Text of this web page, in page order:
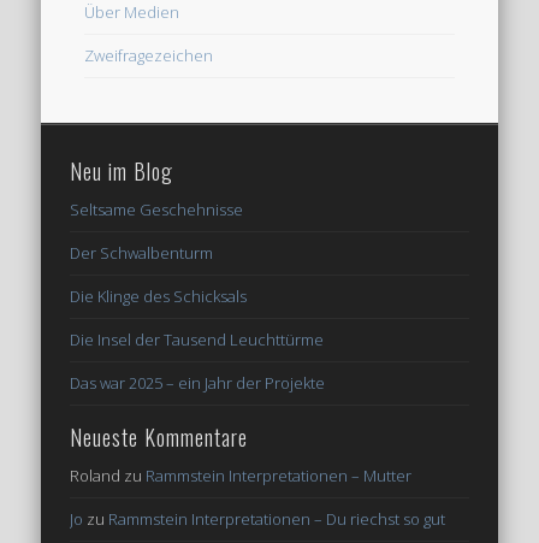
Über Medien
Zweifragezeichen
Neu im Blog
Seltsame Geschehnisse
Der Schwalbenturm
Die Klinge des Schicksals
Die Insel der Tausend Leuchttürme
Das war 2025 – ein Jahr der Projekte
Neueste Kommentare
Roland zu Rammstein Interpretationen – Mutter
Jo zu Rammstein Interpretationen – Du riechst so gut